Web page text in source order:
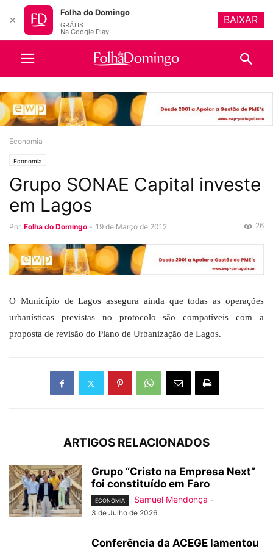
Economia
Economia
Grupo SONAE Capital investe
em Lagos
Por Folha do Domingo - 19 de Março de 2012 26
O Município de Lagos assegura ainda que todas as operações
urbanísticas previstas no protocolo são compatíveis com a
proposta de revisão do Plano de Urbanização de Lagos.
ARTIGOS RELACIONADOS
Grupo “Cristo na Empresa Next”
foi constituído em Faro
ECONOMIA Samuel Mendonça -
3 de Julho de 2026
Conferência da ACEGE lamentou
✕
Folha do Domingo
GRÁTIS
Na Google Play
BAIXAR